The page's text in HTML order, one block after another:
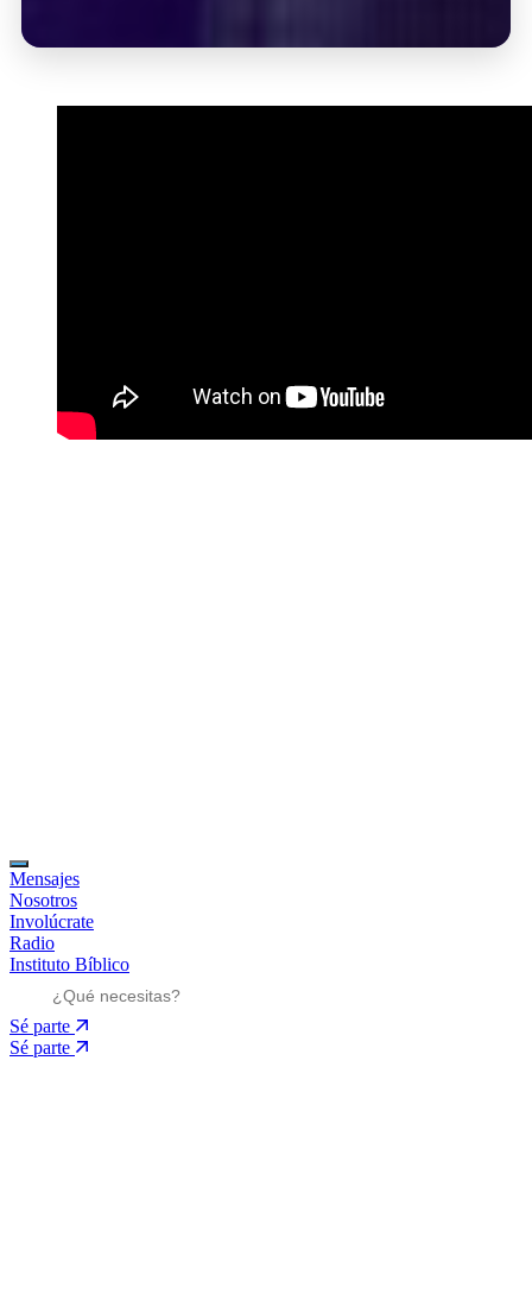
Mensajes
Nosotros
Involúcrate
Radio
Instituto Bíblico
Sé parte
Sé parte